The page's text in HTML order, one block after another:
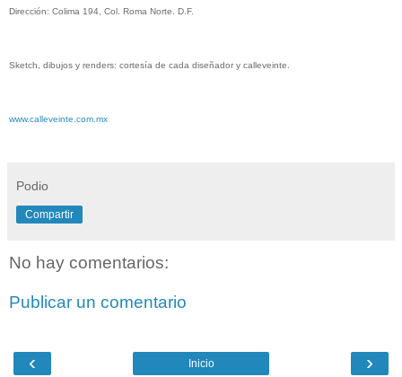
Dirección: Colima 194, Col. Roma Norte. D.F.
Sketch, dibujos y renders: cortesía de cada diseñador y calleveinte.
www.calleveinte.com.mx
Podio
Compartir
No hay comentarios:
Publicar un comentario
‹ ›
Inicio